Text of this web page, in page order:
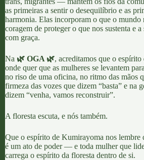
as primeiras a sentir o desequilíbrio e as
harmonia. Elas incorporam o que o mundo
coragem de proteger o que nos sustenta e
com graça.
Na 🌿 OGA 🌿, acreditamos que o
onde quer que as mulheres se levantem
no riso de uma oficina, no ritmo das mãos
firmeza das vozes que dizem “basta” e na
dizem “venha, vamos reconstruir”.
A floresta escuta, e nós também.
Que o espírito de Kumirayoma nos lembre
é um ato de poder — e toda mulher que
carrega o espírito da floresta dentro de si.